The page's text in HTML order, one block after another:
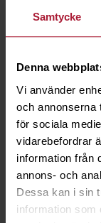
Samtycke
Denna
Vi använder
och annonserna
för sociala
vidarebefordrar
information från
annons- och
Dessa kan i sin
information som
Kompressor